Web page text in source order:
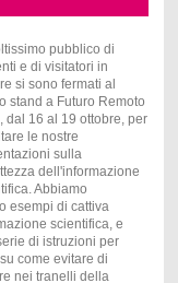
pubblico di
e di visitatori in
si sono fermati al
stand a Futuro Remoto
dal 16 al 19 ottobre, per
le nostre
sulla
dell'informazione
Abbiamo
esempi di cattiva
scientifica, e
di istruzioni per
come evitare di
nei tranelli della